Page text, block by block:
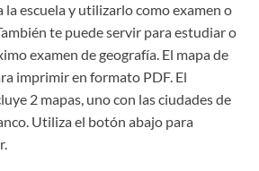
la escuela y utilizarlo como examen o
te puede servir para estudiar o
examen de geografía. El mapa de
imprimir en formato PDF. El
2 mapas, uno con las ciudades de
Utiliza el botón abajo para